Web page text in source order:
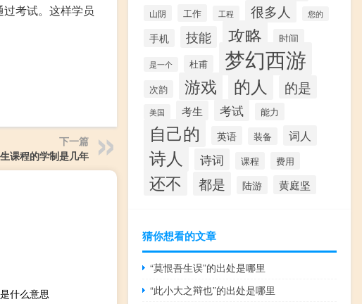
考试。这样学员
下一篇
课程的学制是几年
什么意思
山阴 工作 工程 很多人 您的
手机 技能 攻略 时间
是一个 杜甫 梦幻西游
次韵 游戏 的人 的是
美国 考生 考试 能力
自己的 英语 装备 词人
诗人 诗词 课程 费用
还不 都是 陆游 黄庭坚
猜你想看的文章
“莫恨吾生误”的出处是哪里
“此小大之辩也”的出处是哪里